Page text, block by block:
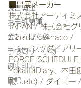
読書関連
お手紙関連
金封・ぽち袋
手帳周り・小物
御朱印帳
日記
■出展メーカー
株式会社アーティミ
JAPAN / 株式会社グ
/ kleid / co-haco /
コンテンツダイアリ
FORCE
YokattaDiary、本田
帳...etc) / ダイゴー /